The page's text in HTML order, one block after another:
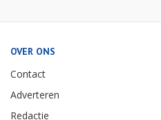
OVER ONS
Contact
Adverteren
Redactie